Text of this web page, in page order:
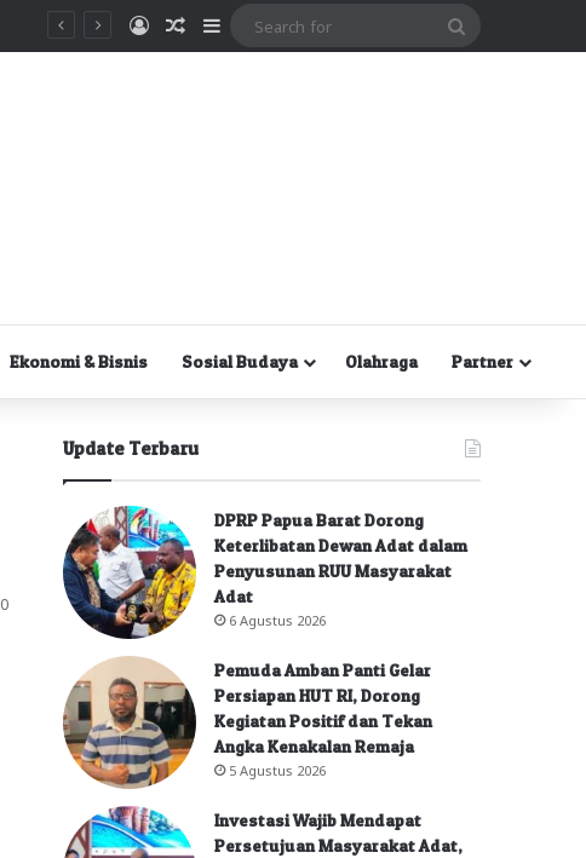
MasukRandom Article
Sidebar
Ekonomi & Bisnis Sosial Budaya Olahraga Partner
0
Update Terbaru
DPRP Papua Barat Dorong
Keterlibatan Dewan Adat dalam
Penyusunan RUU Masyarakat
Adat
6 Agustus 2026
Pemuda Amban Panti Gelar
Persiapan HUT RI, Dorong
Kegiatan Positif dan Tekan
Angka Kenakalan Remaja
5 Agustus 2026
Investasi Wajib Mendapat
Persetujuan Masyarakat Adat,